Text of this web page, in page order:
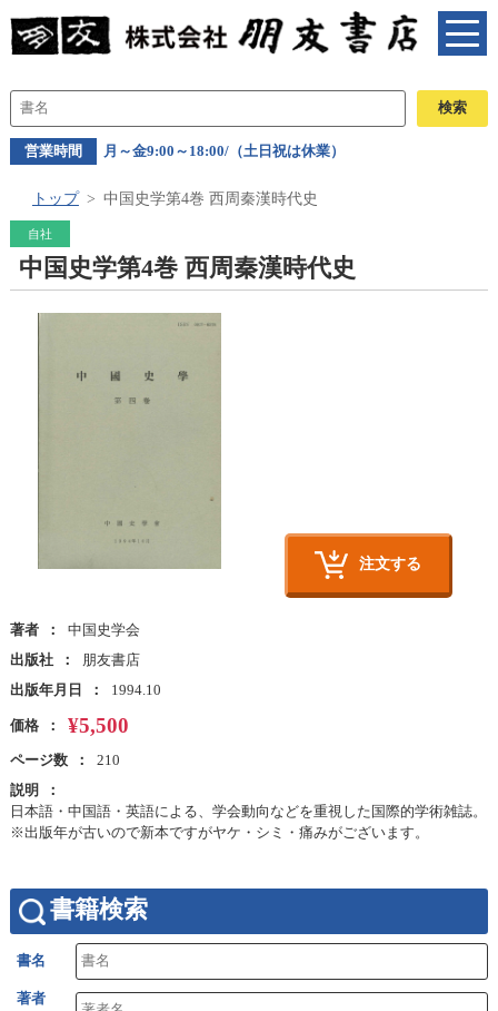
営業時間 月～金9:00～18:00/（土日祝は休業）
トップ 中国史学第4巻 西周秦漢時代史
自社
中国史学第4巻 西周秦漢時代史
注文する
著者
中国史学会
出版社
朋友書店
出版年月日
1994.10
価格 ¥5,500
ページ数
210
説明
日本語・中国語・英語による、学会動向などを重視した国際的学術雑誌。
※出版年が古いので新本ですがヤケ・シミ・痛みがございます。
書籍検索
書名
著者